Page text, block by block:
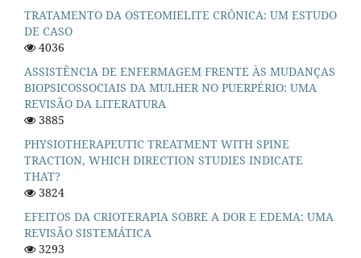
TRATAMENTO DA OSTEOMIELITE CRÔNICA: UM ESTUDO
DE CASO
4036
ASSISTÊNCIA DE ENFERMAGEM FRENTE ÀS MUDANÇAS
BIOPSICOSSOCIAIS DA MULHER NO PUERPÉRIO: UMA
REVISÃO DA LITERATURA
3885
PHYSIOTHERAPEUTIC TREATMENT WITH SPINE
TRACTION, WHICH DIRECTION STUDIES INDICATE
THAT?
3824
EFEITOS DA CRIOTERAPIA SOBRE A DOR E EDEMA: UMA
REVISÃO SISTEMÁTICA
3293